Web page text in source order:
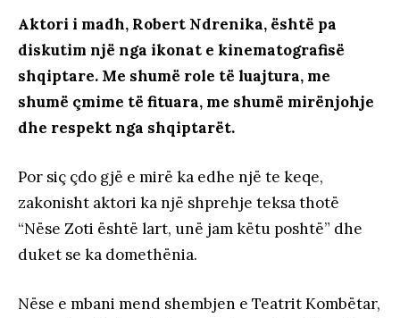
Aktori i madh, Robert Ndrenika, është pa
diskutim një nga ikonat e kinematografisë
shqiptare. Me shumë role të luajtura, me
shumë çmime të fituara, me shumë mirënjohje
dhe respekt nga shqiptarët.
Por siç çdo gjë e mirë ka edhe një te keqe,
zakonisht aktori ka një shprehje teksa thotë
“Nëse Zoti është lart, unë jam këtu poshtë” dhe
duket se ka domethënia.
Nëse e mbani mend shembjen e Teatrit Kombëtar,